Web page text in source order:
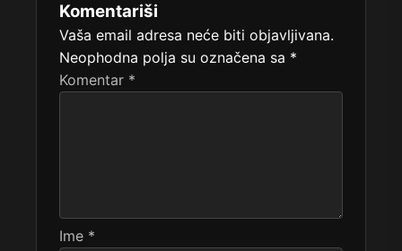
Komentariši
Vaša email adresa neće biti objavljivana.
Neophodna polja su označena sa *
Komentar *
Ime *